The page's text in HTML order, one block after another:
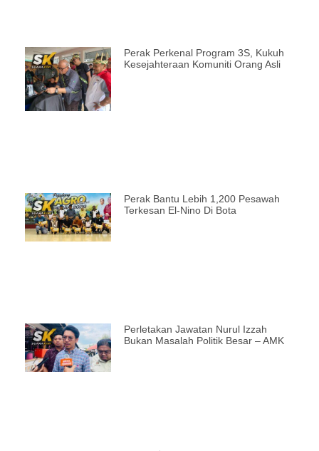
Perak Perkenal Program 3S, Kukuh
Kesejahteraan Komuniti Orang Asli
Perak Bantu Lebih 1,200 Pesawah
Terkesan El-Nino Di Bota
Perletakan Jawatan Nurul Izzah
Bukan Masalah Politik Besar – AMK